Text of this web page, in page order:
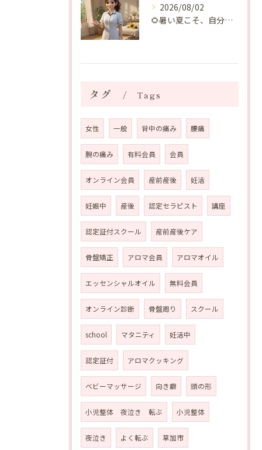
2026/08/02
🌻暑い夏こそ、自分の身体を整える時間を♡
タグ Tags
女性 一般 背中の痛み 腰痛
腕の痛み 有料会員 会員
オンライン会員 産前産後 妊活
妊娠中 産後 認定セラピスト 講座
認定証付スクール 産前産後ケア
骨盤矯正 アロマ会員 アロマオイル
エッセンシャルオイル 無料会員
オンライン診断 骨盤周り スクール
school マタニティ 妊活中
認定証付 アロマクッキング
ベビーマッサージ 向き癖 頭の形
小児整体 夜泣き 転ぶ 小児整体
夜泣き よく転ぶ 草加市